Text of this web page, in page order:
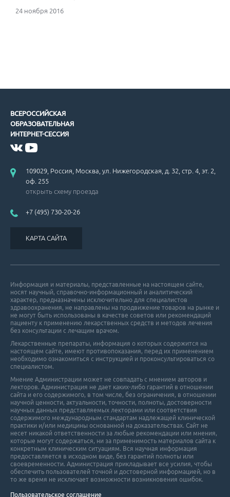
24 ноября 2016
ВСЕРОССИЙСКАЯ
ОБРАЗОВАТЕЛЬНАЯ
ИНТЕРНЕТ-СЕССИЯ
109029, Россия, Москва, ул. Нижегородская, д. 32, стр. 4, эт. 2,
оф. 255
открыть схему проезда
+7 (495) 730-20-26
КАРТА САЙТА
Информация и материалы, представленные на настоящем сайте,
носят научный, справочно-информационный и аналитический
характер, предназначены исключительно для специалистов
здравоохранения, не направлены на продвижение товаров на рынке и
не могут быть использованы в качестве советов или рекомендаций
пациенту к применению лекарственных средств и методов лечения
без консультации с лечащим врачом.
Лекарственные препараты, информация о которых содержится на
настоящем сайте, имеют противопоказания, перед их применением
необходимо ознакомиться с инструкцией и проконсультироваться со
специалистом.
Мнение Администрации может не совпадать с мнением авторов и
лекторов. Администрация не дает каких-либо гарантий в отношении
cайта и его cодержимого, в том числе, без ограничения, в отношении
научной ценности, актуальности, точности, полноты, достоверности
научных данных представляемых лекторами или соответствия
содержимого международным стандартам надлежащей клинической
практики и/или медицины основанной на доказательствах. Сайт не
несет никакой ответственности за любые рекомендации или мнения,
которые могут содержаться, ни за применимость материалов сайта к
конкретным клиническим ситуациям. Вся научная информация
предоставляется в исходном виде, без гарантий полноты или
своевременности. Администрация прикладывает все усилия, чтобы
обеспечить пользователей точной и достоверной информацией, но в
то же время не исключает возможности возникновения ошибок.
Пользовательское соглашение